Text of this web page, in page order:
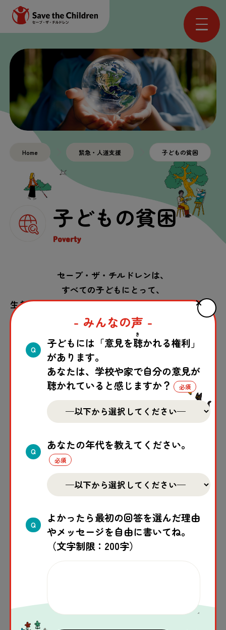
子どもの貧困
Poverty
Home 緊急・人道支援 子どもの貧困
セーブ・ザ・チルドレンは、
すべての子どもにとって、
生きる・育つ・守られる・参加する「子どもの権利」
が実現されている世界を目指しています。
すべての子どもが生活や成長に必要なもの・サ
ービス・機会を得ることで、可能性を発揮でき
るように。子どもの貧困問題の解決に向けて取
- みんなの声 -
Q
子どもには「意見を聴
き
かれる権利」
があります。
あなたは、学校や家で自分の意見が
聴かれていると感じますか？
Q
あなたの年代を教えてください。
Q
よかったら最初の回答を選んだ理由
やメッセージを自由に書いてね。
（文字制限：200字）